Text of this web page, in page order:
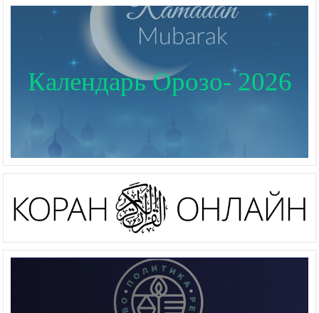
Календарь Орозо- 2026